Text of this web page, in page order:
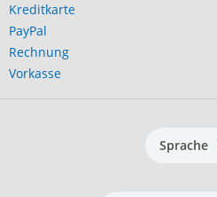
Kreditkarte
PayPal
Rechnung
Vorkasse
Sprache